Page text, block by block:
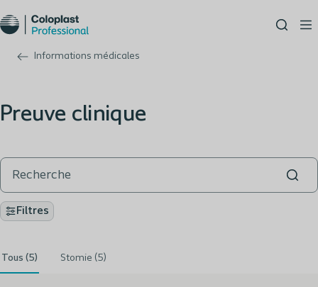
Informations médicales
Preuve clinique
Filtres
Tous (5) Stomie (5)